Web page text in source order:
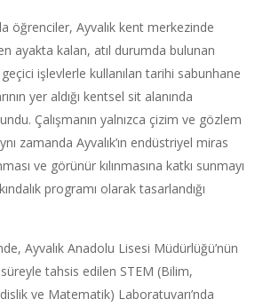
öğrenciler, Ayvalık kent merkezinde
ayakta kalan, atıl durumda bulunan
işlevlerle kullanılan tarihi sabunhane
yer aldığı kentsel sit alanında
Çalışmanın yalnızca çizim ve gözlem
zamanda Ayvalık’ın endüstriyel miras
ve görünür kılınmasına katkı sunmayı
programı olarak tasarlandığı
Ayvalık Anadolu Lisesi Müdürlüğü’nün
tahsis edilen STEM (Bilim,
ve Matematik) Laboratuvarı’nda